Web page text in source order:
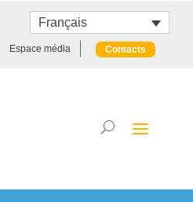
Français
Espace média Contacts